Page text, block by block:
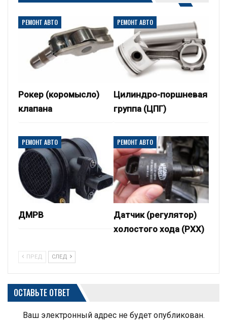
РЕМОНТ АВТО
Рокер (коромысло)
клапана
РЕМОНТ АВТО
Цилиндро-поршневая
группа (ЦПГ)
РЕМОНТ АВТО
ДМРВ
РЕМОНТ АВТО
Датчик (регулятор)
холостого хода (РХХ)
ПРЕД СЛЕД
ОСТАВЬТЕ ОТВЕТ
Ваш электронный адрес не будет опубликован.